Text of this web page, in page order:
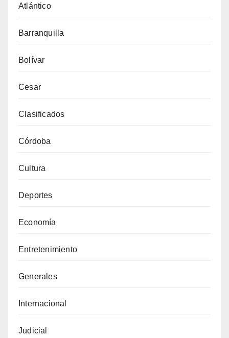
Atlántico
Barranquilla
Bolívar
Cesar
Clasificados
Córdoba
Cultura
Deportes
Economía
Entretenimiento
Generales
Internacional
Judicial